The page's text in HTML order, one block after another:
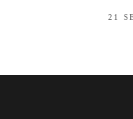
21